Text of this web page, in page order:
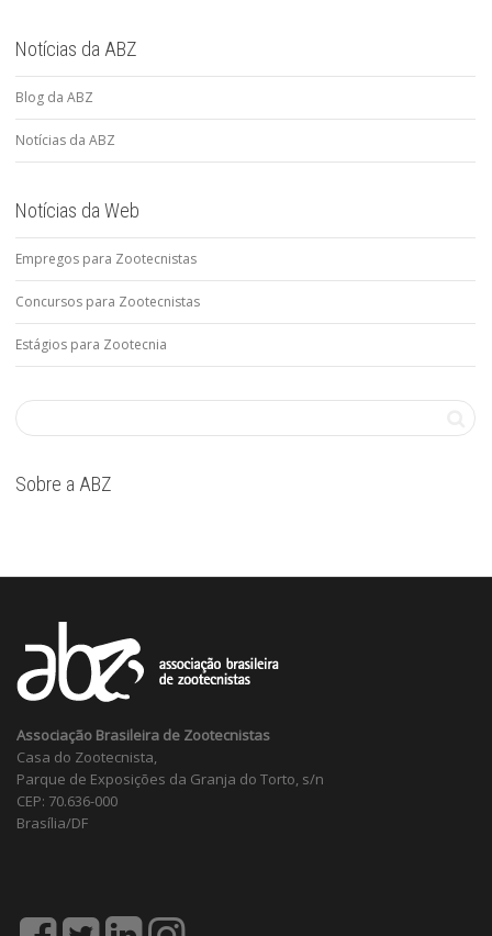
Notícias da ABZ
Blog da ABZ
Notícias da ABZ
Notícias da Web
Empregos para Zootecnistas
Concursos para Zootecnistas
Estágios para Zootecnia
Sobre a ABZ
Associação Brasileira de Zootecnistas
Casa do Zootecnista,
Parque de Exposições da Granja do Torto, s/n
CEP: 70.636-000
Brasília/DF